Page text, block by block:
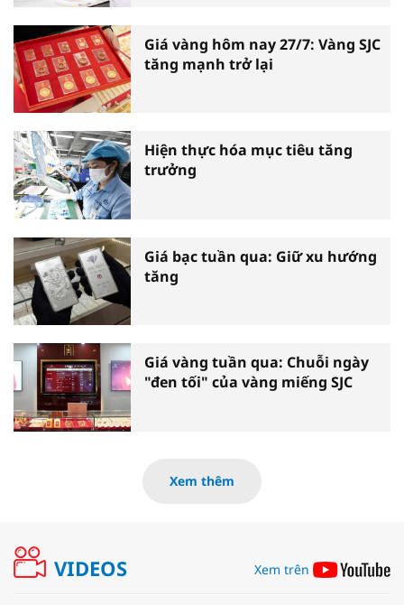
Giá vàng hôm nay 27/7: Vàng SJC
tăng mạnh trở lại
Hiện thực hóa mục tiêu tăng
trưởng
Giá bạc tuần qua: Giữ xu hướng
tăng
Giá vàng tuần qua: Chuỗi ngày
"đen tối" của vàng miếng SJC
Xem thêm
VIDEOS Xem trên